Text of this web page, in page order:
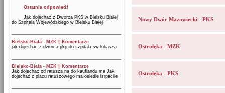
Ostatnia odpowiedź
Jak dojechać z Dworca PKS w Bielsku Białej
do Szpitala Wojewódzkiego w Bielsku Białej
Bielsko-Biała - MZK
Komentarze
jak dojechac z dworca pkp do szpitala sw łukasza
Bielsko-Biała - MZK
Komentarze
Jak dojechać od ratusza na do kauflandu ma Jak
dojechać z placu ratuszowego ma osiedle lsrpaclie
Nowy Dwór Mazowiecki - PKS
Ostrołęka - MZK
Ostrołęka - PKS